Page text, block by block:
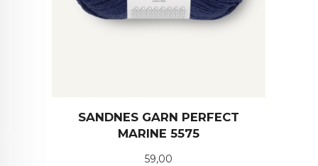
SANDNES GARN PERFECT
MARINE 5575
Pris
59,00